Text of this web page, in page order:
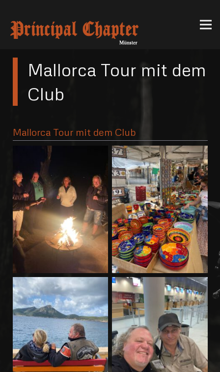
Mallorca Tour mit dem
Club
Mallorca Tour mit dem Club